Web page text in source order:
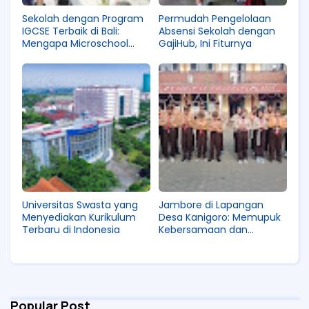
Sekolah dengan Program
IGCSE Terbaik di Bali:
Mengapa Microschool
Pendidikan Global
Permudah Pengelolaan
Absensi Sekolah dengan
GajiHub, Ini Fiturnya
Universitas Swasta yang
Menyediakan Kurikulum
Terbaru di Indonesia
Jambore di Lapangan
Desa Kanigoro: Memupuk
Kebersamaan dan